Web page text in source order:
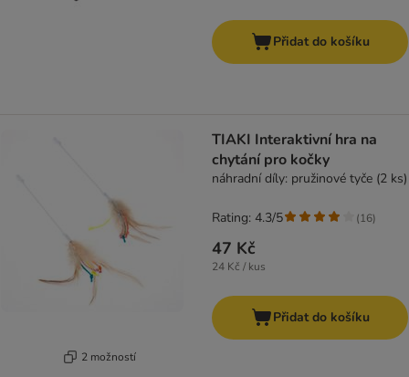
Přidat do košíku
2 možností
TIAKI Interaktivní hra na
chytání pro kočky
náhradní díly: pružinové tyče (2 ks)
47 Kč
24 Kč / kus
Rating: 4.3/5 (16)
Přidat do košíku